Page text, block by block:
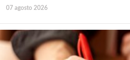
07 agosto 2026